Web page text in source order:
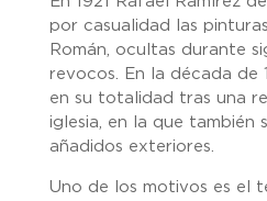
por casualidad las
Román, ocultas durante
revocos. En la década de
en su totalidad tras una
iglesia, en la que también
añadidos exteriores.
Uno de los motivos es el